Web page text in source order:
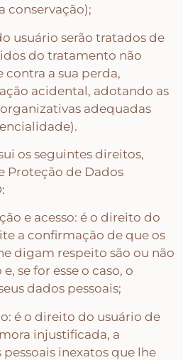
– Vinho
– Borboletas –
conservação);
usuário serão tratados de
do tratamento não
a sua perda,
acidental, adotando as
adequadas
os seguintes direitos,
Proteção de Dados
e acesso: é o direito do
a confirmação de que os
digam respeito são ou não
se for esse o caso, o
dados pessoais;
é o direito do usuário de
injustificada, a
inexatos que lhe